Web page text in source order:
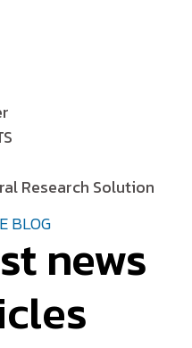
Research Solution
BLOG
news